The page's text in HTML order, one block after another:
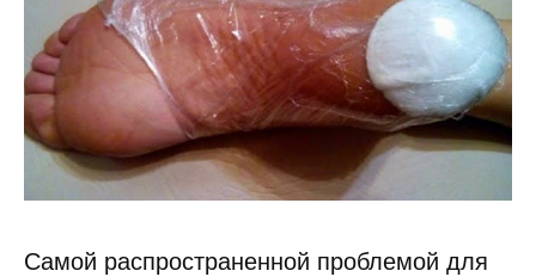
Самой распространенной проблемой для